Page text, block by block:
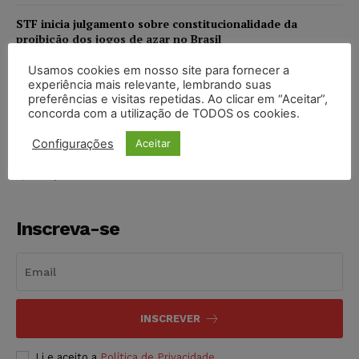
STF inicia julgamento sobre constitucionalidade da
proibição dos jogos de azar no Brasil
Projeto proíbe venda de vapes para nascidos a partir de
2009
Inscreva-se
INSCREVER
Usamos cookies em nosso site para fornecer a
experiência mais relevante, lembrando suas
preferências e visitas repetidas. Ao clicar em “Aceitar”,
concorda com a utilização de TODOS os cookies.
Configurações Aceitar